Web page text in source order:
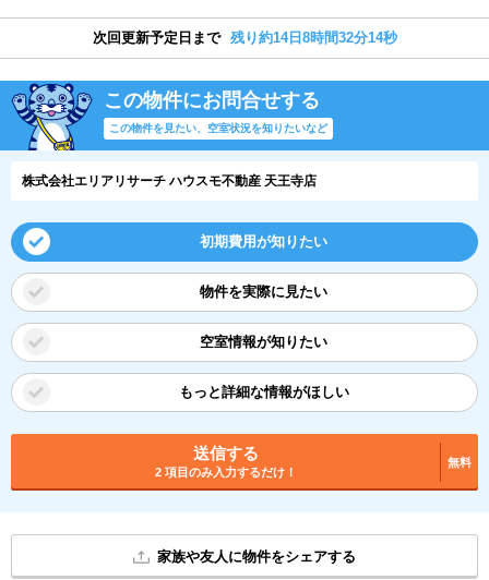
次回更新予定日まで 残り約14日8時間32分14秒
この物件にお問合せする
この物件を見たい、空室状況を知りたいなど
株式会社エリアリサーチ ハウスモ不動産 天王寺店
初期費用が知りたい
物件を実際に見たい
空室情報が知りたい
もっと詳細な情報がほしい
送信する
2 項目のみ入力するだけ！
無料
家族や友人に物件をシェアする